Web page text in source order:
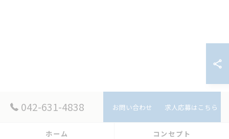
042-631-4838 お問い合わせ 求人応募はこちら
ホーム コンセプト